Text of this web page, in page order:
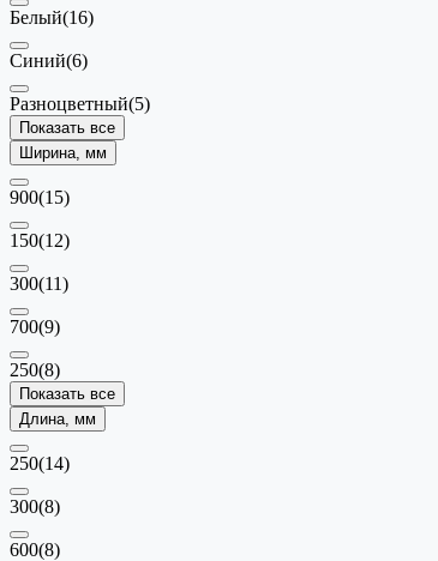
Белый(16)
Синий(6)
Разноцветный(5)
Показать все
Ширина, мм
900(15)
150(12)
300(11)
700(9)
250(8)
Показать все
Длина, мм
250(14)
300(8)
600(8)